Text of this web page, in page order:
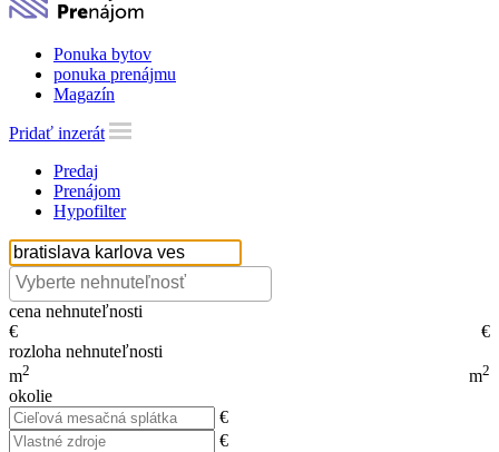
Ponuka bytov
ponuka prenájmu
Magazín
Pridať inzerát
Predaj
Prenájom
Hypofilter
cena nehnuteľnosti
€
€
rozloha nehnuteľnosti
m2 m2
okolie
€
€